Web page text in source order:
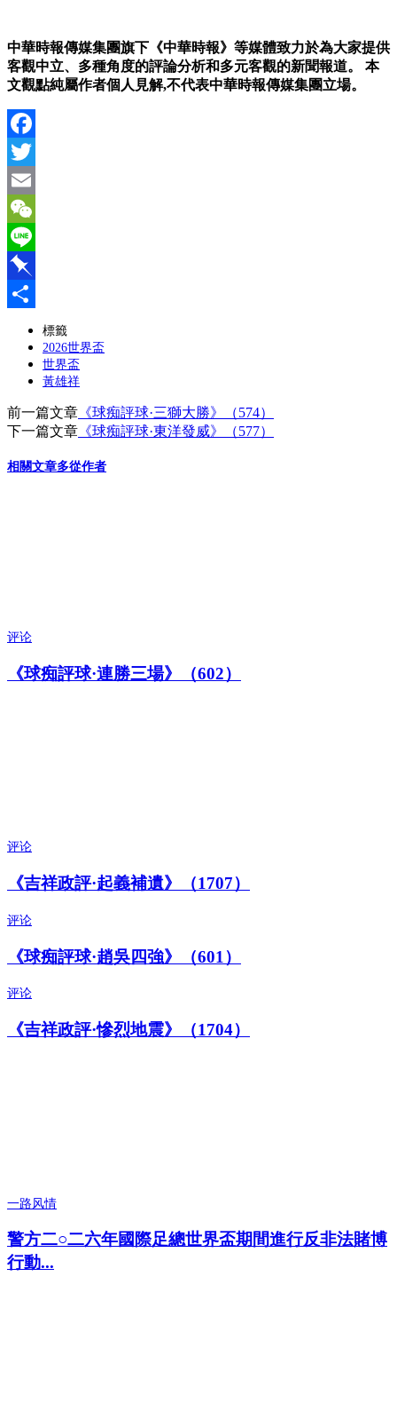
中華時報傳媒集團旗下《中華時報》等媒體致力於為大家提供
客觀中立、多種角度的評論分析和多元客觀的新聞報道。 本
文觀點純屬作者個人見解,不代表中華時報傳媒集團立場。
Facebook
Twitter
Email
WeChat
Line
Pinboard
標籤
2026世界盃
世界盃
黃雄祥
前一篇文章 《球痴評球·三獅大勝》（574）
下一篇文章 《球痴評球·東洋發威》（577）
相關文章多從作者
评论
《球痴評球·連勝三場》（602）
评论
《吉祥政評·起義補遺》（1707）
评论
《球痴評球·趙吳四強》（601）
评论
《吉祥政評·慘烈地震》（1704）
一路风情
警方二○二六年國際足總世界盃期間進行反非法賭博
行動...